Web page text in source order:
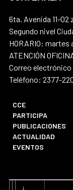
6ta. Avenida 11-
Segundo nivel
HORARIO: martes
ATENCIÓN
Correo
Teléfono: 2377-
CCE
PARTICIPA
PUBLICACIONES
ACTUALIDAD
EVENTOS